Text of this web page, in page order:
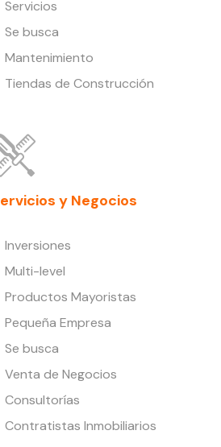
Servicios
Se busca
Mantenimiento
Tiendas de Construcción
y Negocios
Inversiones
Multi-level
Productos Mayoristas
Pequeña Empresa
Se busca
Venta de Negocios
Consultorías
Contratistas Inmobiliarios